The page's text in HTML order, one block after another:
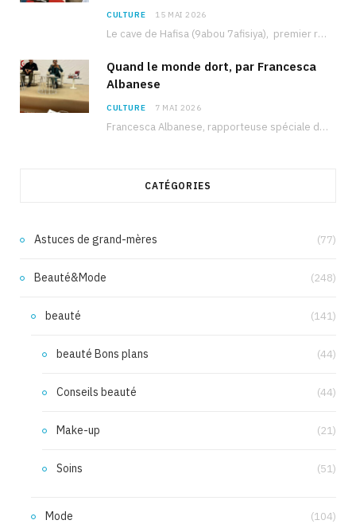
CULTURE 15 MAI 2026
Le cave de Hafisa (9abou 7afisiya), premier roman du journaliste tunisien Mohamed Amine Ben Hlel,…
Quand le monde dort, par Francesca
Albanese
CULTURE 7 MAI 2026
Francesca Albanese, rapporteuse spéciale de l’ONU sur les territoires palestiniens occupés, était à Tunis pour…
CATÉGORIES
Astuces de grand-mères (77)
Beauté&Mode (248)
beauté (141)
beauté Bons plans (44)
Conseils beauté (44)
Make-up (21)
Soins (51)
Mode (104)